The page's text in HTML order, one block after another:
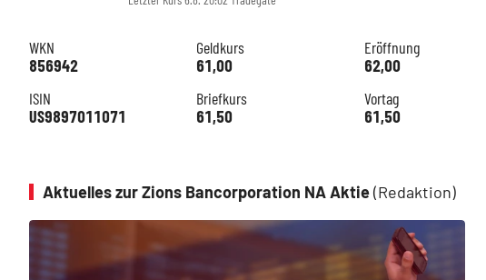
WKN
856942
ISIN
US9897011071
Geldkurs
61,00
Briefkurs
61,50
Eröffnung
62,00
Vortag
61,50
Aktuelles zur Zions Bancorporation NA Aktie(Redaktion)